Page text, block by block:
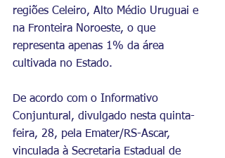
regiões Celeiro, Alto Médio Uruguai e
na Fronteira Noroeste, o que
representa apenas 1% da área
cultivada no Estado.
De acordo com o Informativo
Conjuntural, divulgado nesta quinta-
feira, 28, pela Emater/RS-Ascar,
vinculada à Secretaria Estadual de